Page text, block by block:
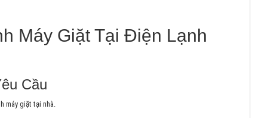
Máy Giặt Tại Điện Lạnh
Cầu
máy giặt tại nhà.